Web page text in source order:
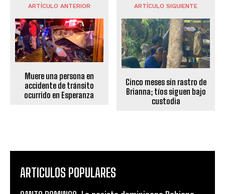
ARTÍCULO ANTERIOR
Muere una persona en
accidente de tránsito
ocurrido en Esperanza
ARTÍCULO SIGUIENTE
Cinco meses sin rastro de
Brianna; tíos siguen bajo
custodia
ARTICULOS POPULARES